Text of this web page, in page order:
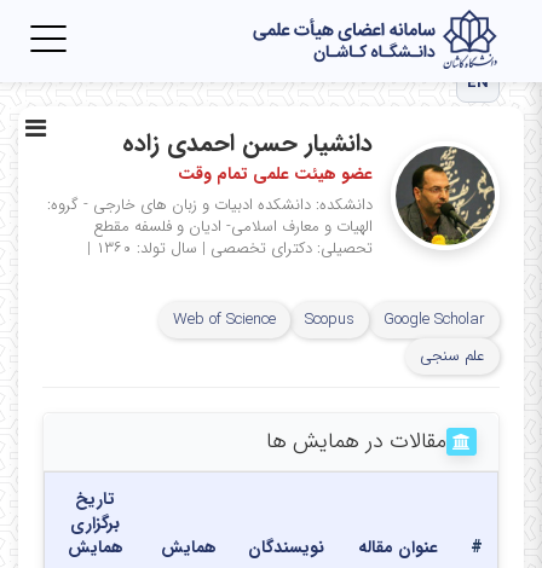
EN
دانشیار حسن احمدی زاده
عضو هیئت علمی تمام وقت
دانشکده: دانشکده ادبیات و زبان های خارجی - گروه:
الهیات و معارف اسلامی- ادیان و فلسفه مقطع
تحصیلی: دکترای تخصصی | سال تولد: ۱۳۶۰ |
Google Scholar
Scopus
Web of Science
علم سنجی
مقالات در همایش ها
# عنوان مقاله نویسندگان همایش
تاریخ
برگزاری
همایش